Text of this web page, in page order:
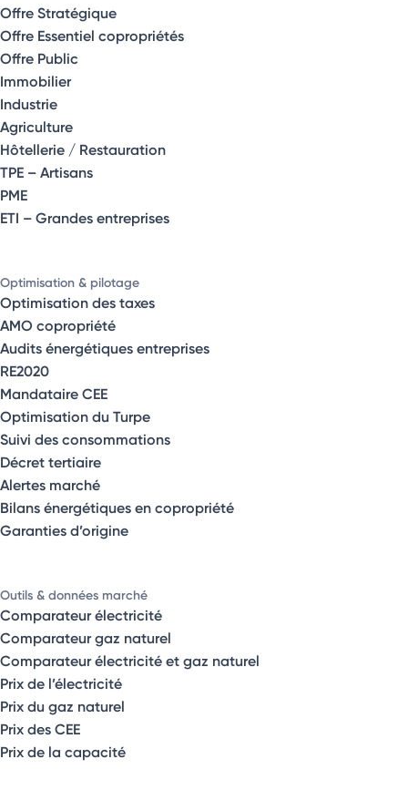
Offre Stratégique
Offre Essentiel copropriétés
Offre Public
Immobilier
Industrie
Agriculture
Hôtellerie / Restauration
TPE – Artisans
PME
ETI – Grandes entreprises
Optimisation & pilotage
Optimisation des taxes
AMO copropriété
Audits énergétiques entreprises
RE2020
Mandataire CEE
Optimisation du Turpe
Suivi des consommations
Décret tertiaire
Alertes marché
Bilans énergétiques en copropriété
Garanties d’origine
Outils & données marché
Comparateur électricité
Comparateur gaz naturel
Comparateur électricité et gaz naturel
Prix de l’électricité
Prix du gaz naturel
Prix des CEE
Prix de la capacité